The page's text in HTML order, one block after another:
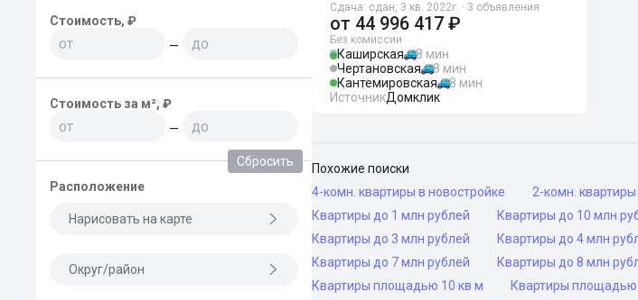
Стоимость, ₽
—
Стоимость за м², ₽
—
Сбросить
Расположение
Нарисовать на карте
Округ/район
Сдача: сдан, 3 кв. 2022г. · 3 объявления
от 44 996 417 ₽
Без комиссии
Каширская
8 мин
Чертановская
8 мин
Кантемировская
8 мин
ИсточникДомклик
Похожие поиски
4-комн. квартиры в новостройке
2-комн.
Квартиры до 1 млн рублей
Квартиры до 10 млн
Квартиры до 3 млн рублей
Квартиры до 4 млн
Квартиры до 7 млн рублей
Квартиры до 8 млн
Квартиры площадью 10 кв м
Квартиры площадью